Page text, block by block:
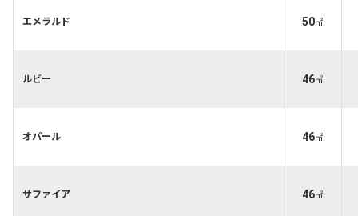
エメラルド 50㎡
ルビー 46㎡
オパール 46㎡
サファイア 46㎡